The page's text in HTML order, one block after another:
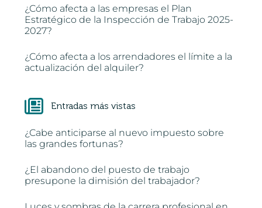
¿Cómo afecta a las empresas el Plan
Estratégico de la Inspección de Trabajo 2025-
2027?
¿Cómo afecta a los arrendadores el límite a la
actualización del alquiler?
Entradas más vistas
¿Cabe anticiparse al nuevo impuesto sobre
las grandes fortunas?
¿El abandono del puesto de trabajo
presupone la dimisión del trabajador?